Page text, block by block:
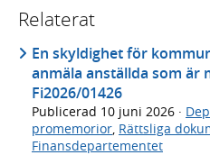
Relaterat
En skyldighet för
anmäla anställda som
Fi2026/01426
Publicerad 10 juni 2026 ·
promemorior, Rättsliga
Finansdepartementet